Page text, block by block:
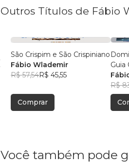
Outros Títulos de Fábio
São Crispim e São Crispiniano
Fábio Wlademir
R$ 57,54R$ 45,55
Comprar
Guia
R$
Você também pode